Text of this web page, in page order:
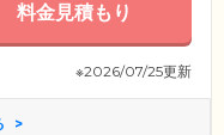
料金見積もり
※2026/07/25更新